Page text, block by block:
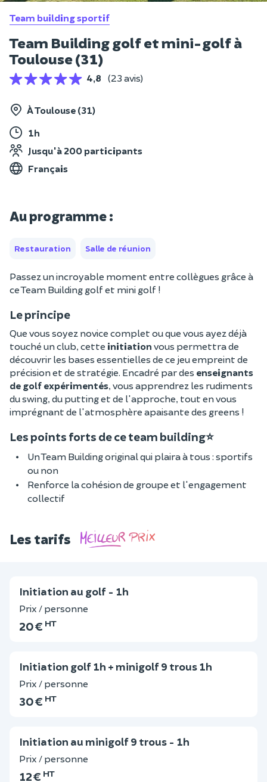
Team building sportif
Team Building golf et mini-golf à
Toulouse (31)
4,8 (23 avis)
À Toulouse (31)
1h
Jusqu'à 200 participants
Français
Au programme :
Restauration Salle de réunion
Passez un incroyable moment entre collègues grâce à
ce Team Building golf et mini golf !
Le principe
Que vous soyez novice complet ou que vous ayez déjà
touché un club, cette initiation vous permettra de
découvrir les bases essentielles de ce jeu empreint de
précision et de stratégie. Encadré par des enseignants
de golf expérimentés, vous apprendrez les rudiments
du swing, du putting et de l'approche, tout en vous
imprégnant de l'atmosphère apaisante des greens !
Les points forts de ce team building⭐
Un Team Building original qui plaira à tous : sportifs
ou non
Renforce la cohésion de groupe et l'engagement
collectif
Les tarifs
Initiation au golf - 1h
Prix / personne
20 € HT
Initiation golf 1h + minigolf 9 trous 1h
Prix / personne
30 € HT
Initiation au minigolf 9 trous - 1h
Prix / personne
12 € HT